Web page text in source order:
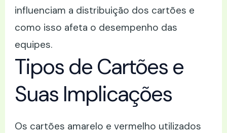
influenciam a distribuição dos cartões e
como isso afeta o desempenho das
equipes.
Tipos de Cartões e
Suas Implicações
Os cartões amarelo e vermelho utilizados